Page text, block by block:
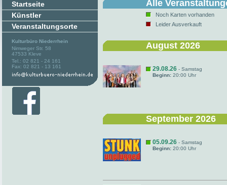
Startseite
Künstler
Veranstaltungsorte
Kulturbüro Niederrhein
Nimweger Str. 58
47533 Kleve
Tel.: 02 821 - 24 161
Fax: 02 821 - 13 161
Alle
Noch Karten vorhanden
Leider Ausverkauft
August 2026
29.08.26 - Samstag
Beginn: 20:00 Uhr
September 2026
05.09.26 - Samstag
Beginn: 20:00 Uhr